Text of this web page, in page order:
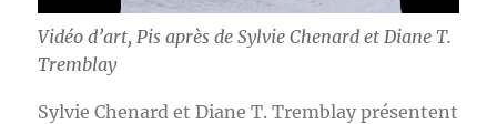
Vidéo d’art, Pis après de Sylvie Chenard et Diane T.
Tremblay
Sylvie Chenard et Diane T. Tremblay présentent